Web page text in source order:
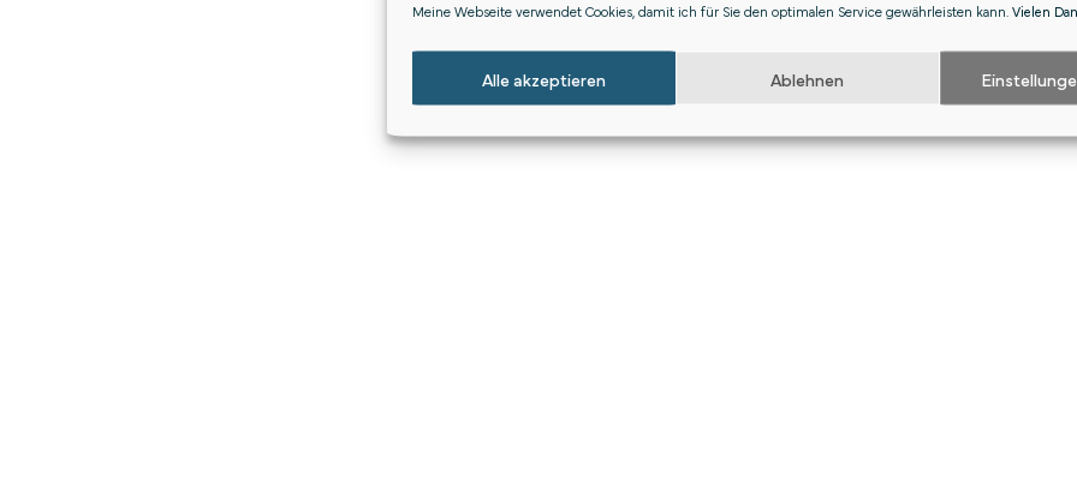
Meine Webseite verwendet Cookies, damit ich für Sie den optimalen Service gewährleisten kann. Vielen
Alle akzeptieren Ablehnen